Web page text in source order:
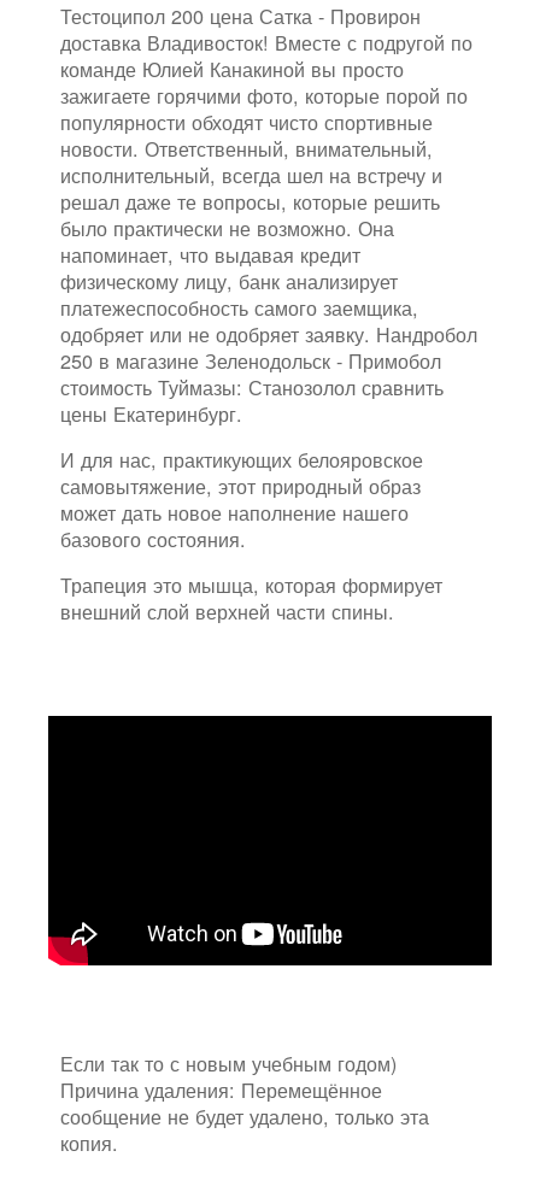
Тестоципол 200 цена Сатка - Провирон
доставка Владивосток! Вместе с подругой по
команде Юлией Канакиной вы просто
зажигаете горячими фото, которые порой по
популярности обходят чисто спортивные
новости. Ответственный, внимательный,
исполнительный, всегда шел на встречу и
решал даже те вопросы, которые решить
было практически не возможно. Она
напоминает, что выдавая кредит
физическому лицу, банк анализирует
платежеспособность самого заемщика,
одобряет или не одобряет заявку. Нандробол
250 в магазине Зеленодольск - Примобол
стоимость Туймазы: Станозолол сравнить
цены Екатеринбург.
И для нас, практикующих белояровское
самовытяжение, этот природный образ
может дать новое наполнение нашего
базового состояния.
Трапеция это мышца, которая формирует
внешний слой верхней части спины.
Если так то с новым учебным годом)
Причина удаления: Перемещённое
сообщение не будет удалено, только эта
копия.